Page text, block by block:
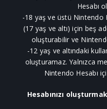
Hesabı
-18 yaş ve üstü Nintendo
(17 yaş ve altı) için beş
oluşturabilir ve
-12 yaş ve altındaki
oluşturamaz. Yalnızca
Nintendo Hesabı
Hesabınızı